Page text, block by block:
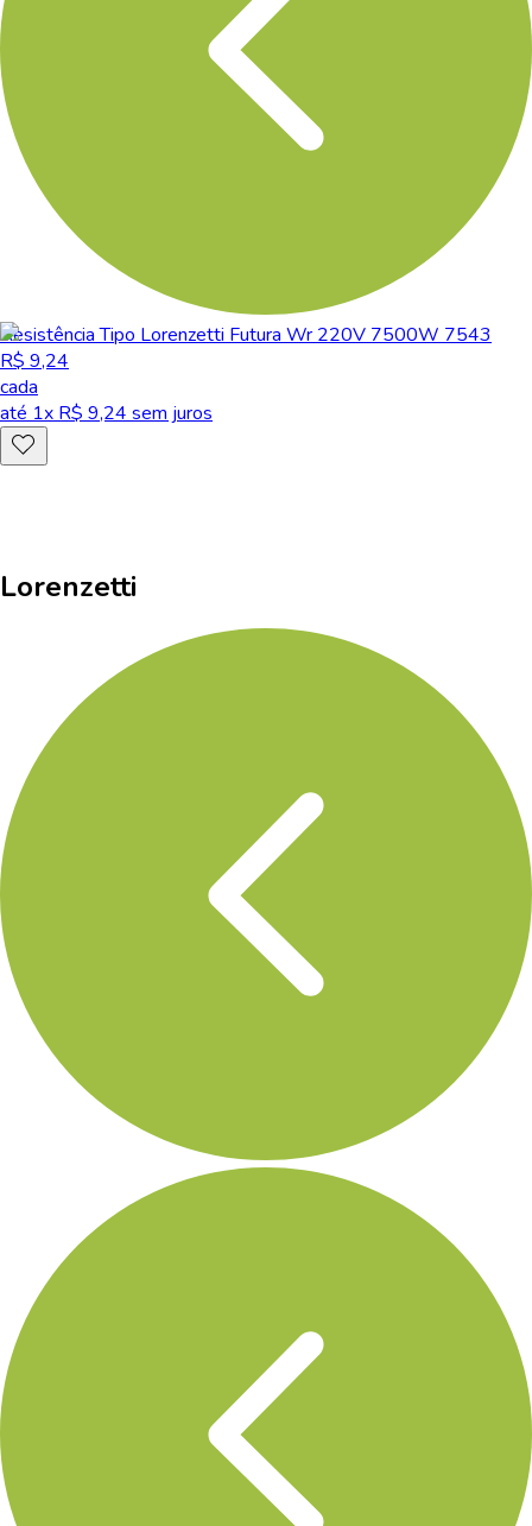
Resistência Tipo Lorenzetti Futura Wr 220V 7500W 7543
R$ 9,24
cada
até 1x R$ 9,24 sem juros
Lorenzetti